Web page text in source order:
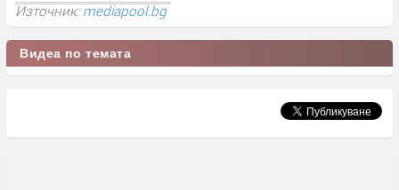
Източник:mediapool.bg
Видеа по темата